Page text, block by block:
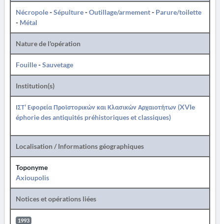
Nécropole-Sépulture-Outillage/armement- Parure/toilette
- Métal
Nature de l'opération
Fouille-Sauvetage
Institution(s)
ΙΣΤ' Εφορεία Προϊστορικών και Κλασικών Αρχαιοτήτων (XVIe
éphorie des antiquités préhistoriques et classiques)
Localisation / Informations géographiques
Toponyme
Axioupolis
Notices et opérations liées
1993